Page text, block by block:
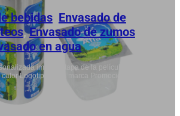
bebidas, Envasado de
,Envasado de zumos,
en agua
impresa tapa de la película sellos
Logotipo de la marca Promoción